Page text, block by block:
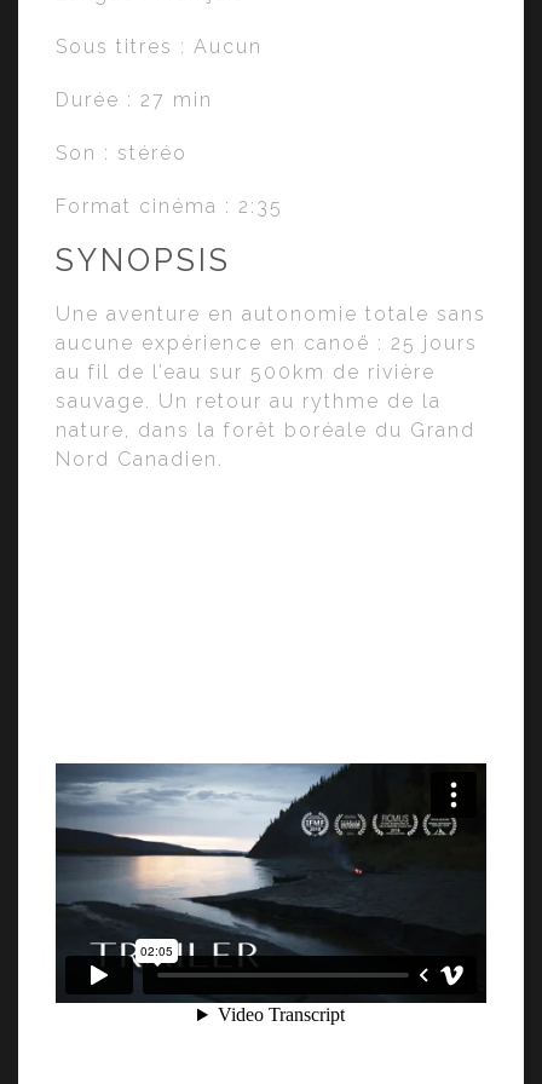
Sous titres : Aucun
Durée : 27 min
Son : stéréo
Format cinéma : 2:35
SYNOPSIS
Une aventure en autonomie totale sans
aucune expérience en canoë : 25 jours
au fil de l’eau sur 500km de rivière
sauvage. Un retour au rythme de la
nature, dans la forêt boréale du Grand
Nord Canadien.